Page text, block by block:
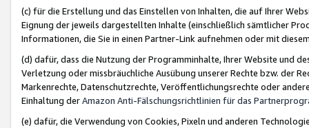
(c) für die Erstellung und das Einstellen von Inhalten, die auf Ihrer
Eignung der jeweils dargestellten Inhalte (einschließlich sämtlicher
Informationen, die Sie in einen Partner-Link aufnehmen oder mit
(d) dafür, dass die Nutzung der Programminhalte, Ihrer Website und
Verletzung oder missbräuchliche Ausübung unserer Rechte bzw. der
Markenrechte, Datenschutzrechte, Veröffentlichungsrechte oder
Einhaltung derAmazon Anti-Fälschungsrichtlinien für das
(e) dafür, die Verwendung von Cookies, Pixeln und anderen